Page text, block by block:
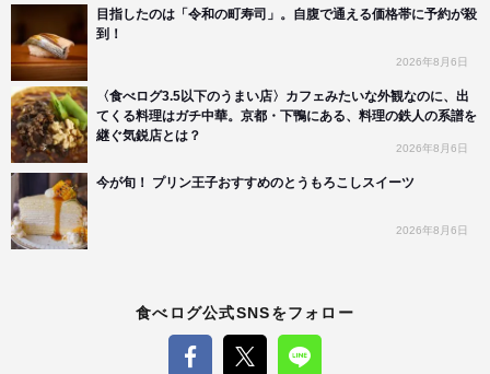
目指したのは「令和の町寿司」。自腹で通える価格帯に予約が殺
到！
2026年8月6日
〈食べログ3.5以下のうまい店〉カフェみたいな外観なのに、出
てくる料理はガチ中華。京都・下鴨にある、料理の鉄人の系譜を
継ぐ気鋭店とは？
2026年8月6日
今が旬！ プリン王子おすすめのとうもろこしスイーツ
2026年8月6日
食べログ公式SNSをフォロー